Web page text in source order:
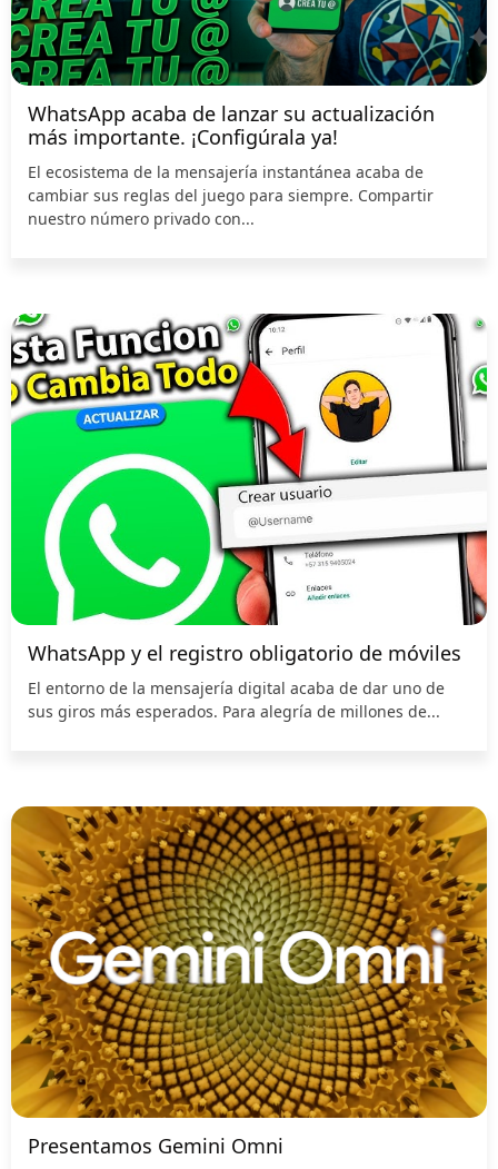
WhatsApp acaba de lanzar su actualización
más importante. ¡Configúrala ya!
El ecosistema de la mensajería instantánea acaba de
cambiar sus reglas del juego para siempre. Compartir
nuestro número privado con...
WhatsApp y el registro obligatorio de móviles
El entorno de la mensajería digital acaba de dar uno de
sus giros más esperados. Para alegría de millones de...
Presentamos Gemini Omni